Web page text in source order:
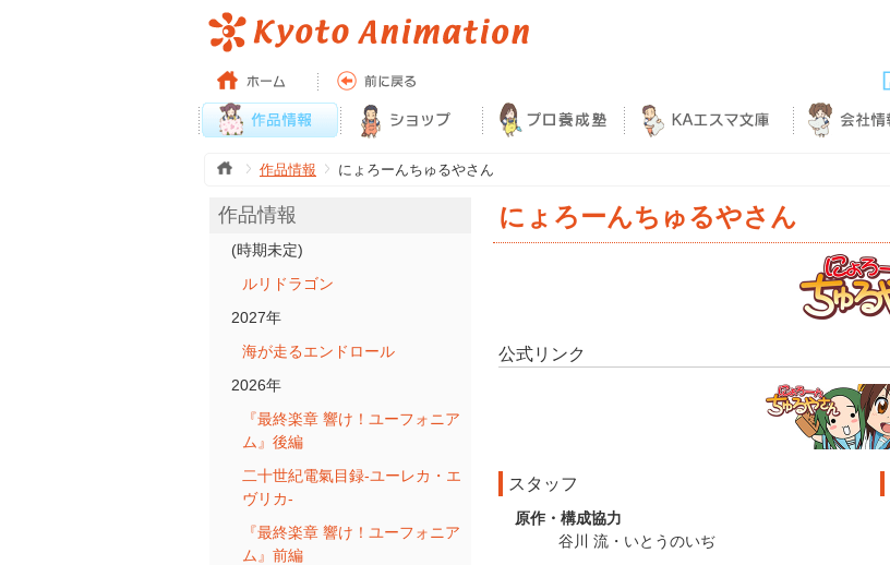
作品情報 にょろーんちゅるやさん
作品情報
(時期未定)
ルリドラゴン
2027年
海が走るエンドロール
2026年
『最終楽章 響け！ユーフォニア
ム』後編
二十世紀電氣目録-ユーレカ・エ
ヴリカ-
『最終楽章 響け！ユーフォニア
ム』前編
にょろーんちゅるやさん
公式リンク
スタッフ
原作・構成協力
谷川 流・いとうのいぢ